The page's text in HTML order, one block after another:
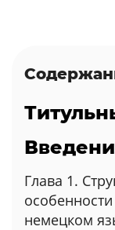
Глава 1.
немецком